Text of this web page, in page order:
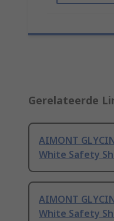
Gerelateerde
AIMONT
White Safety
AIMONT
White Safety